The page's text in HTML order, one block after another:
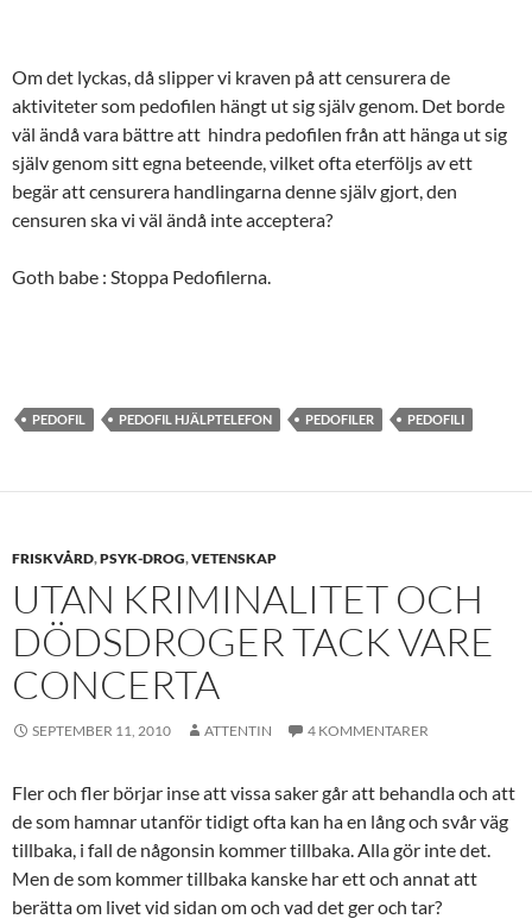
Om det lyckas, då slipper vi kraven på att censurera de
aktiviteter som pedofilen hängt ut sig själv genom. Det borde
väl ändå vara bättre att hindra pedofilen från att hänga ut sig
själv genom sitt egna beteende, vilket ofta eterföljs av ett
begär att censurera handlingarna denne själv gjort, den
censuren ska vi väl ändå inte acceptera?
Goth babe : Stoppa Pedofilerna.
PEDOFIL PEDOFIL HJÄLPTELEFON PEDOFILER PEDOFILI
FRISKVÅRD,PSYK-DROG,VETENSKAP
UTAN KRIMINALITET OCH
DÖDSDROGER TACK VARE
CONCERTA
SEPTEMBER 11, 2010 ATTENTIN 4 KOMMENTARER
Fler och fler börjar inse att vissa saker går att behandla och att
de som hamnar utanför tidigt ofta kan ha en lång och svår väg
tillbaka, i fall de någonsin kommer tillbaka. Alla gör inte det.
Men de som kommer tillbaka kanske har ett och annat att
berätta om livet vid sidan om och vad det ger och tar?